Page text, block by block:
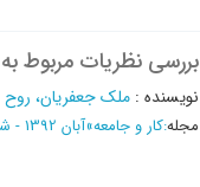
بررسی نظریات مربوط
نویسنده : ملک جعفریان، روح
مجله:کار و جامعه»آبان 1392 - شماره 162